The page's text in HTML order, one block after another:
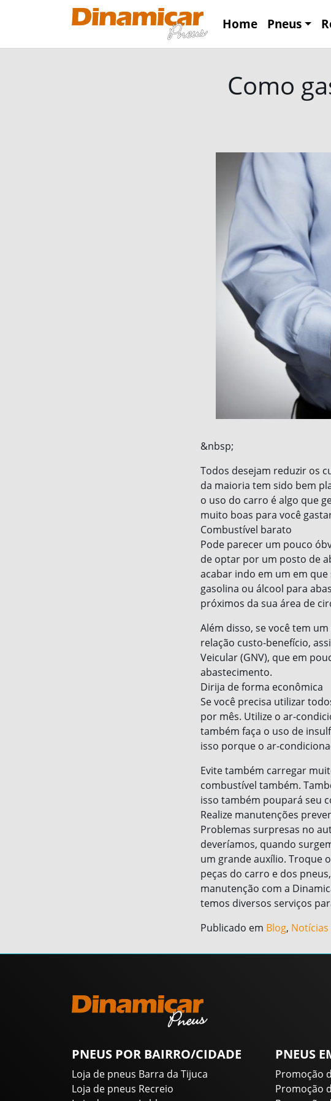
Home Pneus
Como
&nbsp;
Todos desejam reduzir os
da maioria tem sido bem
o uso do carro é algo que
muito boas para você
Combustível barato
Pode parecer um pouco
de optar por um posto de
acabar indo em um em
gasolina ou álcool para
próximos da sua área de
Além disso, se você tem
relação custo-benefício,
Veicular (GNV), que em
abastecimento.
Dirija de forma econômica
Se você precisa utilizar
por mês. Utilize o ar-
também faça o uso de
isso porque o ar-
Evite também carregar
combustível também.
isso também poupará seu
Realize manutenções
Problemas surpresas no
deveríamos, quando
um grande auxílio. Troque
peças do carro e dos
manutenção com a
temos diversos serviços
Publicado em Blog,
PNEUS POR BAIRRO/CIDADE
Loja de pneus Barra da Tijuca
Loja de pneus Recreio
PNEUS
Promoção
Promoção